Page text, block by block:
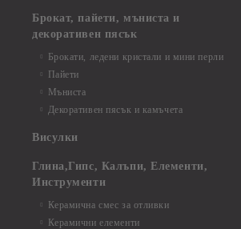
Брокат, пайети, мъниста и
декоративен пясък
Брокати, ледени кристали и мини перли
Пайети
Мъниста
Декоративен пясък и камъчета
Висулки
Глина,Гипс, Калъпи, Елементи,
Инструменти
Керамична смес за отливки
Керамични елементи